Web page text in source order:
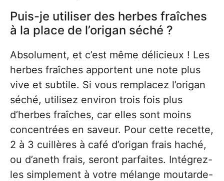
Puis-je utiliser des herbes fraîches
à la place de l’origan séché ?
Absolument, et c’est même délicieux ! Les
herbes fraîches apportent une note plus
vive et subtile. Si vous remplacez l’origan
séché, utilisez environ trois fois plus
d’herbes fraîches, car elles sont moins
concentrées en saveur. Pour cette recette,
2 à 3 cuillères à café d’origan frais haché,
ou d’aneth frais, seront parfaites. Intégrez-
les simplement à votre mélange moutarde-